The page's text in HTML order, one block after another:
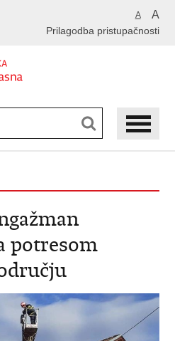
A A
Prilagodba pristupačnosti
potresom